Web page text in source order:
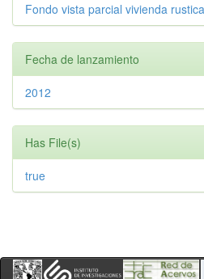
Fondo vista parcial vivienda rustica
Fecha de lanzamiento
2012
Has File(s)
true